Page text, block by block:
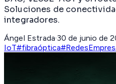
Soluciones de
integradores.
Ángel Estrada·30 de junio de
IoT#fibraóptica